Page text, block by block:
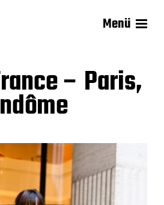
Menü
– Paris,